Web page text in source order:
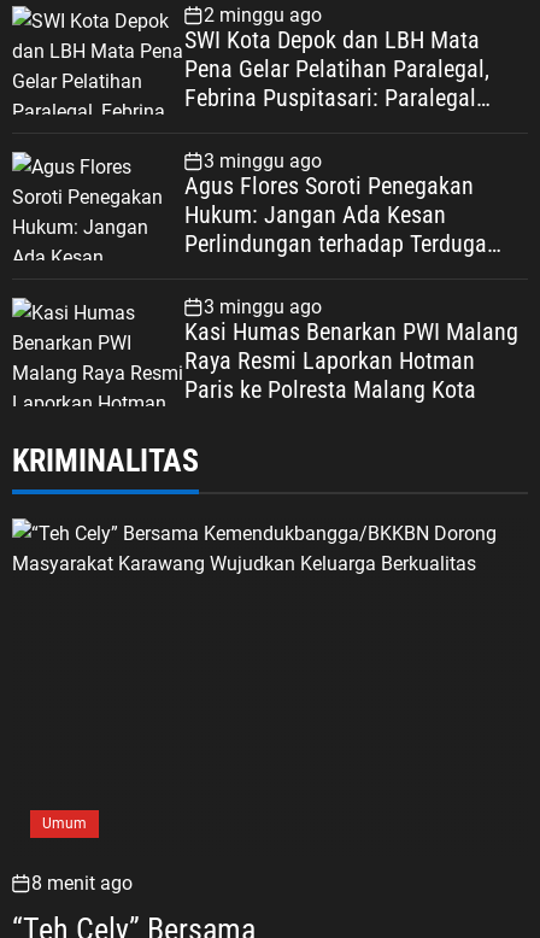
2 minggu ago
SWI Kota Depok dan LBH Mata
Pena Gelar Pelatihan Paralegal,
Febrina Puspitasari: Paralegal
Keadilan Warga Depok
3 minggu ago
Agus Flores Soroti Penegakan
Hukum: Jangan Ada Kesan
Perlindungan terhadap Terduga
Dipertaruhkan
3 minggu ago
Kasi Humas Benarkan PWI Malang
Raya Resmi Laporkan Hotman
Paris ke Polresta Malang Kota
KRIMINALITAS
Umum
8 menit ago
“Teh Cely” Bersama